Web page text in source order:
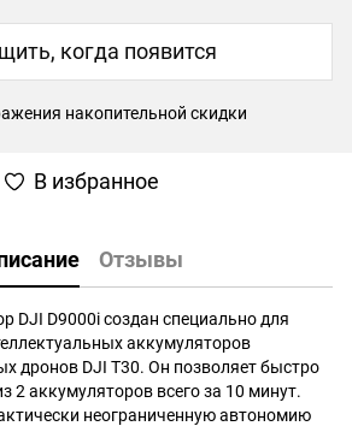
когда появится
накопительной скидки
В избранное
Отзывы
DJI D9000i создан специально для
аккумуляторов
дронов DJI T30. Он позволяет быстро
2 аккумуляторов всего за 10 минут.
неограниченную автономию